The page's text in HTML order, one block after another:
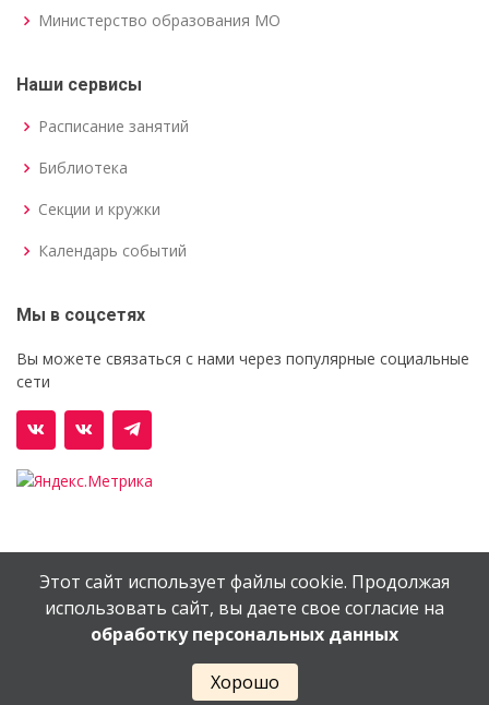
Министерство образования МО
Наши сервисы
Расписание занятий
Библиотека
Секции и кружки
Календарь событий
Мы в соцсетях
Вы можете связаться с нами через популярные социальные
сети
© Орехово-Зуевский железнодорожный техникум им.
В.И.Бондаренко
Сайт создан вEV-DV.RU
Этот сайт использует файлы cookie. Продолжая
использовать сайт, вы даете свое согласие на
обработку персональных данных
Хорошо